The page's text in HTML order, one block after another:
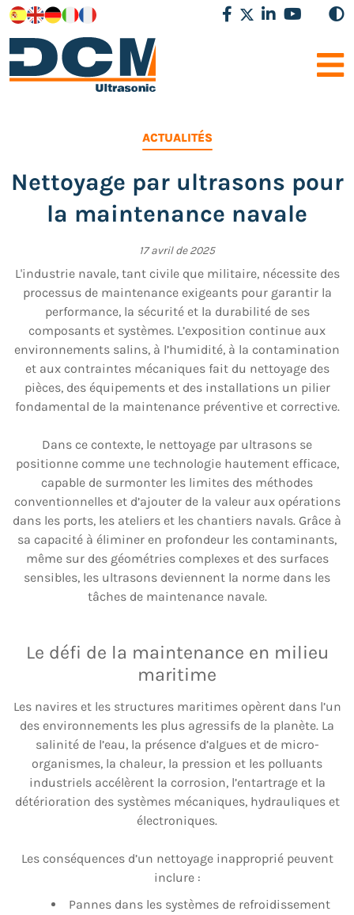
ACTUALITÉS
Nettoyage par ultrasons pour
la maintenance navale
17 avril de 2025
L'industrie navale, tant civile que militaire, nécessite des
processus de maintenance exigeants pour garantir la
performance, la sécurité et la durabilité de ses
composants et systèmes. L’exposition continue aux
environnements salins, à l’humidité, à la contamination
et aux contraintes mécaniques fait du nettoyage des
pièces, des équipements et des installations un pilier
fondamental de la maintenance préventive et corrective.
Dans ce contexte, le nettoyage par ultrasons se
positionne comme une technologie hautement efficace,
capable de surmonter les limites des méthodes
conventionnelles et d’ajouter de la valeur aux opérations
dans les ports, les ateliers et les chantiers navals. Grâce à
sa capacité à éliminer en profondeur les contaminants,
même sur des géométries complexes et des surfaces
sensibles, les ultrasons deviennent la norme dans les
tâches de maintenance navale.
Le défi de la maintenance en milieu
maritime
Les navires et les structures maritimes opèrent dans l’un
des environnements les plus agressifs de la planète. La
salinité de l’eau, la présence d’algues et de micro-
organismes, la chaleur, la pression et les polluants
industriels accélèrent la corrosion, l’entartrage et la
détérioration des systèmes mécaniques, hydrauliques et
électroniques.
Les conséquences d’un nettoyage inapproprié peuvent
inclure :
Pannes dans les systèmes de refroidissement